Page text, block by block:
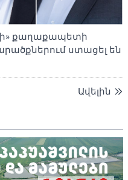
քաղաքապետի
ստացել են
Ավելին